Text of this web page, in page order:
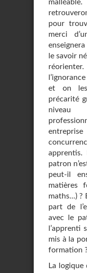
pour
merci
le savoir
et on
précarité
entreprise
apprentis.
patron
peut-il
matières
maths...) ?
part de
avec le
l’apprenti
mis à la
formation
La logique